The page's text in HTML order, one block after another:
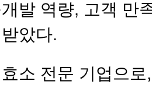
발 역량, 고객 만
았다.
소 전문 기업으